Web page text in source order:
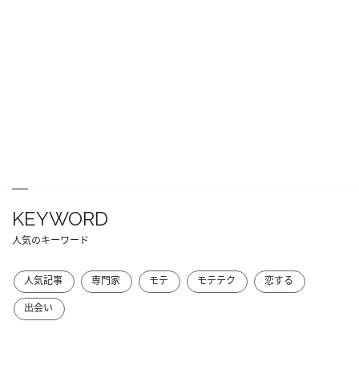
KEYWORD
人気のキーワード
人気記事 専門家 モテ モテテク
恋する
出会い